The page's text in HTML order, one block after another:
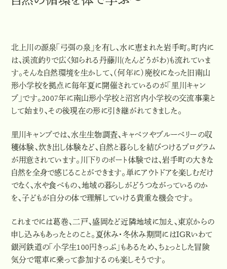
北上川の源泉「弓弭の泉」を有し、水に恵まれた岩手町。町内に
は、渓流釣りで広く知られる丹藤川(たんどうがわ)も流れていま
す。そんな自然環境を生かして、（何年に）廃校になった旧南山
形小学校を拠点に毎年夏に開催されているのが「里川キャン
プ」です。2007年に南山形小学校と沼宮内小学校の交流事業と
して始まり、その後現在の形に引き継がれてきました。
里川キャンプでは、水生生物調査、キャベツやブルーベリーの収
穫体験、炊き出し体験など、自然と暮らしを結びつけるプログラム
が用意されています。川下りのボート体験では、岩手町の大きな
自然を全身で感じることができます。単にアウトドアを楽しむだけ
でなく、水や食べもの、地域の暮らしがどうつながっているのか
を、子どもが自分の体で理解していける貴重な機会です。
これまでには葛巻、二戸、盛岡など近隣地域に加え、東京からの
申し込みもあったとのこと。夏休み・冬休み期間にはIGRいわて
銀河鉄道の「小学生100円きっぷ」もあるため、ちょっとした冒険
気分で電車に乗って参加するのも楽しそうです。